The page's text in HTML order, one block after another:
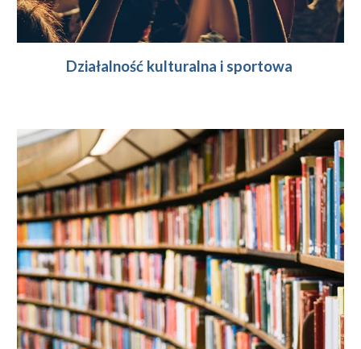
Działalność kulturalna i sportowa